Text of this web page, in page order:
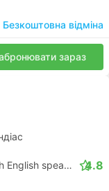
Безкоштовна відміна
зараз
Daytrip private transfer with English speaking driver 4.8